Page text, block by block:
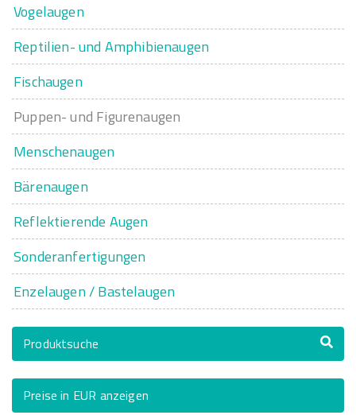
Vogelaugen
Reptilien- und Amphibienaugen
Fischaugen
Puppen- und Figurenaugen
Menschenaugen
Bärenaugen
Reflektierende Augen
Sonderanfertigungen
Enzelaugen / Bastelaugen
Produktsuche
Preise in EUR anzeigen